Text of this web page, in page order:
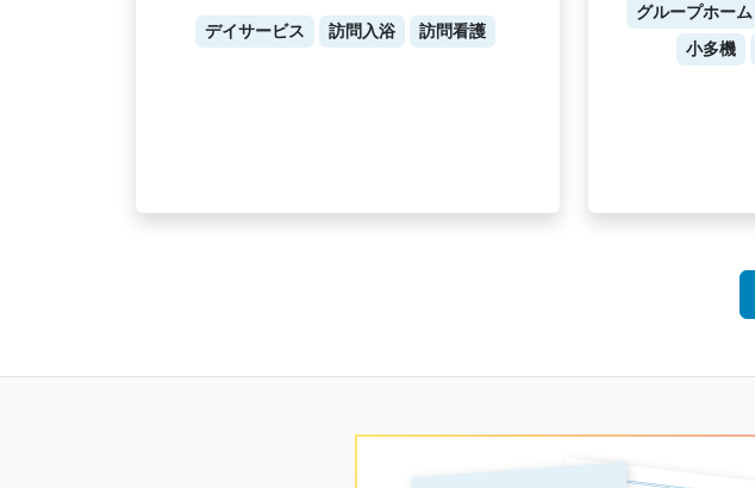
デイサービス 訪問入浴 訪問看護
グループホーム
小多機